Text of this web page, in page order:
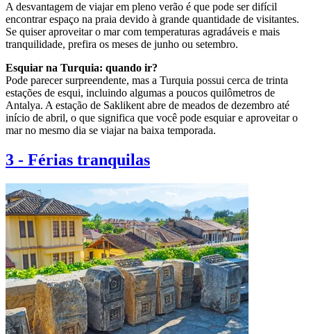
A desvantagem de viajar em pleno verão é que pode ser difícil
encontrar espaço na praia devido à grande quantidade de visitantes.
Se quiser aproveitar o mar com temperaturas agradáveis e mais
tranquilidade, prefira os meses de junho ou setembro.
Esquiar na Turquia: quando ir?
Pode parecer surpreendente, mas a Turquia possui cerca de trinta
estações de esqui, incluindo algumas a poucos quilômetros de
Antalya. A estação de Saklikent abre de meados de dezembro até
início de abril, o que significa que você pode esquiar e aproveitar o
mar no mesmo dia se viajar na baixa temporada.
3 - Férias tranquilas